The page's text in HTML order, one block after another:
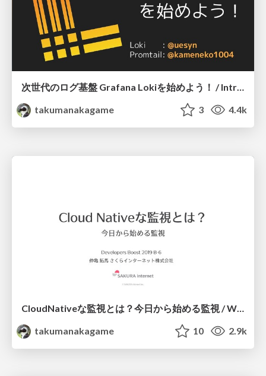
次世代のログ基盤 Grafana Lokiを始めよう！ / Introduction Grafana Loki and Promtail
takumanakagame
3 4.4k
takumanakagame
10 2.9k